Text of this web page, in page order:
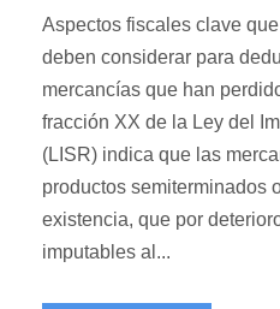
Aspectos fiscales clave
deben considerar para
mercancías que han
fracción XX de la Ley del
(LISR) indica que las
productos semiterminados
existencia, que por
imputables al...